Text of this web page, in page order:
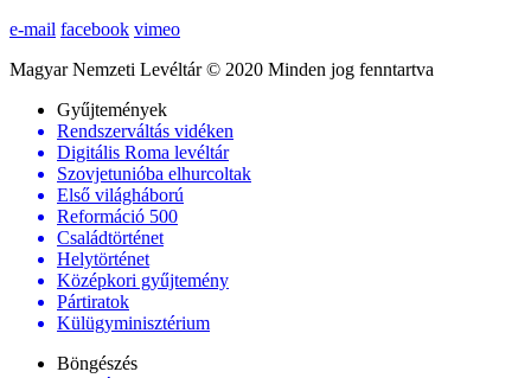
e-mail facebook vimeo
Magyar Nemzeti Levéltár © 2020 Minden jog fenntartva
Gyűjtemények
Rendszerváltás vidéken
Digitális Roma levéltár
Szovjetunióba elhurcoltak
Első világháború
Reformáció 500
Családtörténet
Helytörténet
Középkori gyűjtemény
Pártiratok
Külügyminisztérium
Böngészés